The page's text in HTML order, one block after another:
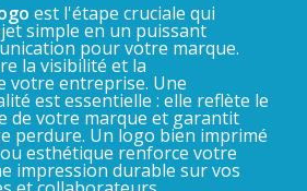
est l'étape cruciale qui
simple en un puissant
pour votre marque.
la visibilité et la
votre entreprise. Une
est essentielle : elle reflète le
de votre marque et garantit
perdure. Un logo bien imprimé
esthétique renforce votre
impression durable sur vos